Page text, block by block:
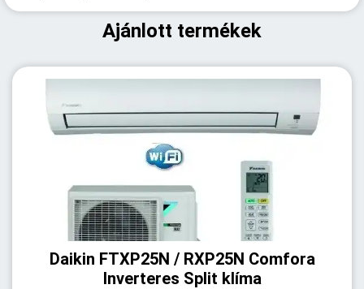
Ajánlott termékek
Daikin FTXP25N / RXP25N Comfora
Inverteres Split klíma